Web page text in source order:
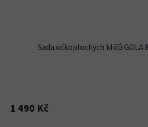
Sada očkoplochých klíčů GOLA
1 490 Kč